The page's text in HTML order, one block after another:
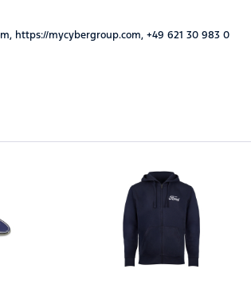
https://mycybergroup.com, +49 621 30 983 0